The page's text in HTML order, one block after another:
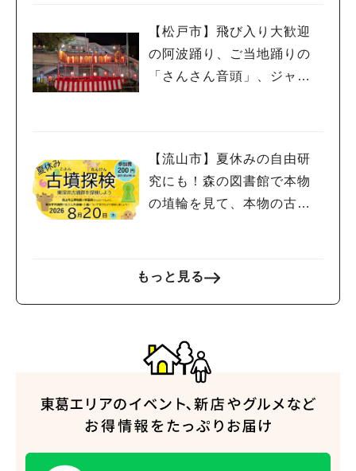
【松戸市】飛び入り大歓迎
の阿波踊り、ご当地踊りの
「さんさん音頭」、ジャ
【流山市】夏休みの自由研
究にも！森の図書館で本物
の埴輪を見て、本物の古墳
もっと見る